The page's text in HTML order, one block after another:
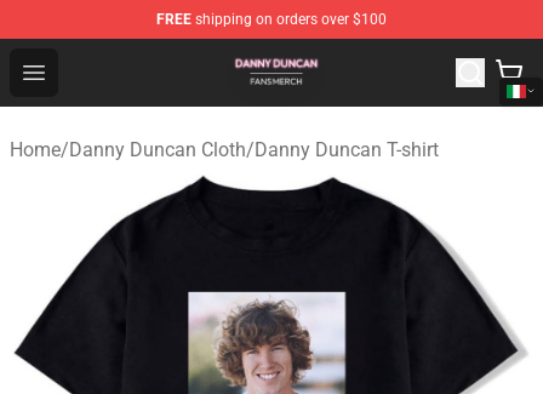
FREE shipping on orders over $100
Open menu
Danny Duncan Shop - Official Danny Duncan
Home/Danny Duncan Cloth/Danny Duncan T-shirt